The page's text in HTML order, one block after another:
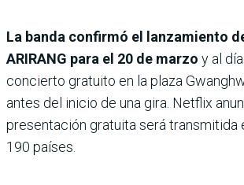
La banda confirmó el lanzamiento
ARIRANG para el 20 de marzo y al
concierto gratuito en la plaza
antes del inicio de una gira. Netflix
presentación gratuita será transmitida
190 países.